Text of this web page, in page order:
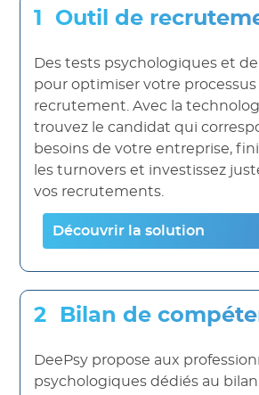
Outil de
Des tests psychologiques et
pour optimiser votre processus
recrutement. Avec la
trouvez le candidat qui
besoins de votre entreprise,
les turnovers et investissez
vos recrutements.
Découvrir la solution
Bilan de
DeePsy propose aux
psychologiques dédiés au